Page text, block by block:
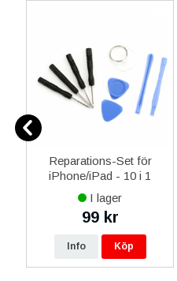
Reparations-Set för
iPhone/iPad - 10 i 1
I lager
99 kr
Info Köp